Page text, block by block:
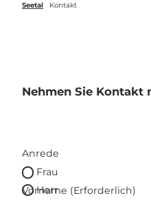
Seetal Kontakt
Nehmen Sie Kontakt
Anrede
Frau
Herr
Vorname (Erforderlich)